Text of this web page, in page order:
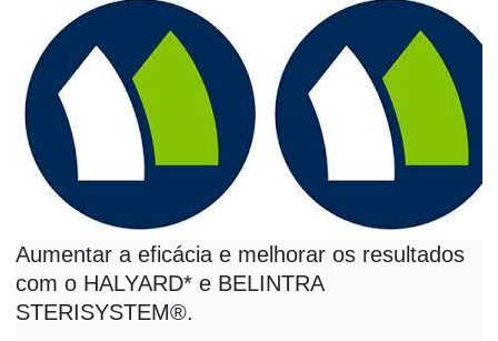
Aumentar a eficácia e melhorar os resultados
com o HALYARD* e BELINTRA
STERISYSTEM®.